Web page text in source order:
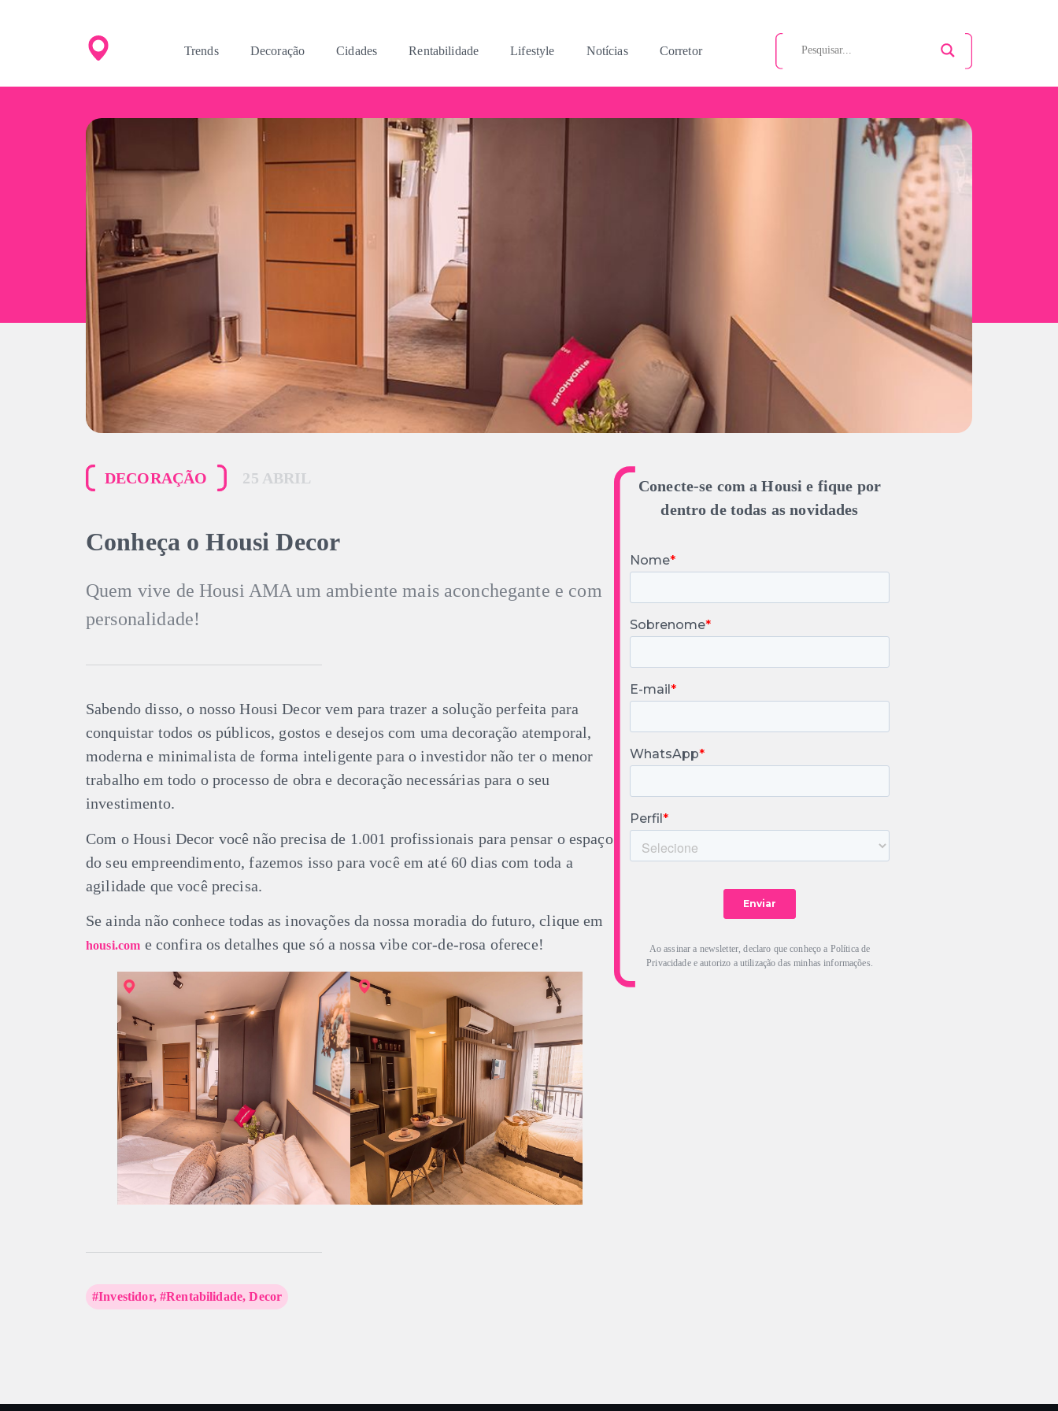
Trends Decoração Cidades Rentabilidade Lifestyle Notícias Corretor
DECORAÇÃO 25 ABRIL
Conheça o Housi Decor
Quem vive de Housi AMA um ambiente mais aconchegante e com
personalidade!
Sabendo disso, o nosso Housi Decor vem para trazer a solução perfeita para
conquistar todos os públicos, gostos e desejos com uma decoração atemporal,
moderna e minimalista de forma inteligente para o investidor não ter o menor
trabalho em todo o processo de obra e decoração necessárias para o seu
investimento.
Com o Housi Decor você não precisa de 1.001 profissionais para pensar o espaço
do seu empreendimento, fazemos isso para você em até 60 dias com toda a
agilidade que você precisa.
Se ainda não conhece todas as inovações da nossa moradia do futuro, clique em
housi.com e confira os detalhes que só a nossa vibe cor-de-rosa oferece!
#Investidor, #Rentabilidade,Decor
Conecte-se com a Housi e fique por
dentro de todas as novidades
Ao assinar a newsletter, declaro que conheço a Política de
Privacidade e autorizo a utilização das minhas informações.